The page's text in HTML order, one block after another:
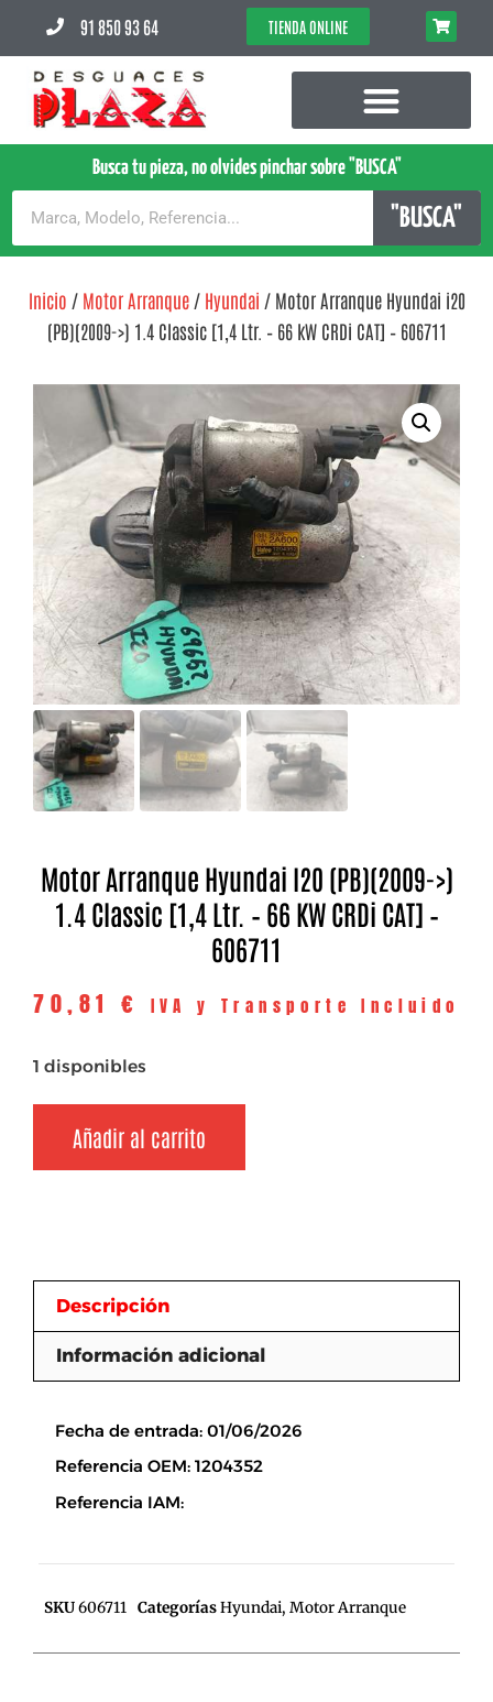
91 850 93 64 TIENDA ONLINE
Busca tu pieza, no olvides pinchar sobre "BUSCA"
"BUSCA"
Inicio / Motor Arranque/ Hyundai / Motor Arranque Hyundai i20
(PB)(2009->) 1.4 Classic [1,4 Ltr. – 66 kW CRDi CAT] – 606711
Motor Arranque Hyundai I20 (PB)(2009->)
1.4 Classic [1,4 Ltr. – 66 KW CRDi CAT] –
606711
70,81 € IVA y Transporte Incluido
1 disponibles
Añadir al carrito
Descripción
Información adicional
Fecha de entrada: 01/06/2026
Referencia OEM: 1204352
Referencia IAM:
SKU606711 CategoríasHyundai, Motor Arranque